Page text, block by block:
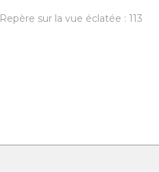
Repère sur la vue éclatée : 113